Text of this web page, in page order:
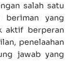
salah satu
yang
aktif berperan
penelaahan
jawab yang